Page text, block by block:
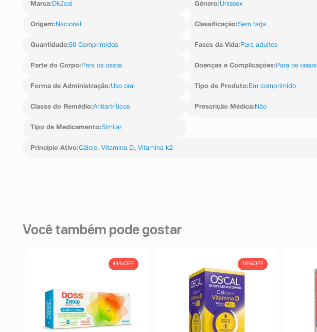
Marca: Dk2cal Gênero:Unissex
Origem: Nacional Classificação:Sem tarja
Quantidade:60 Comprimidos Fases da Vida: Para adultos
Parte do Corpo: Para os ossos Doenças e Complicações: Para os ossos
Forma de Administração:Uso oral Tipo de Produto: Em comprimido
Classe do Remédio:Antiartríticos Prescrição Médica: Não
Tipo de Medicamento:Similar
Princípio Ativo:Cálcio, Vitamina D, Vitamina k2
Você também pode gostar
44%OFF 18%OFF